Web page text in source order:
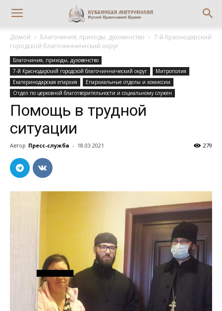
Домой Благочиния, приходы, духовенство
7-й Краснодарский
городской благочиннический округ
Благочиния, приходы, духовенство
7-й Краснодарский городской благочиннический округ
Митрополия
Екатеринодарская епархия
Епархиальные отделы и комиссии
Отдел по церковной благотворительности и социальному служен
Помощь в трудной
ситуации
Автор Пресс-служба - 18.03.2021 279